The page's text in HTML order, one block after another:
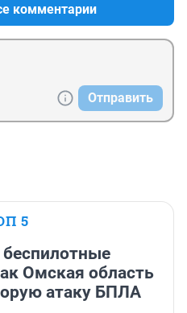
комментарии
Отправить
5
Омская область
атаку БПЛА